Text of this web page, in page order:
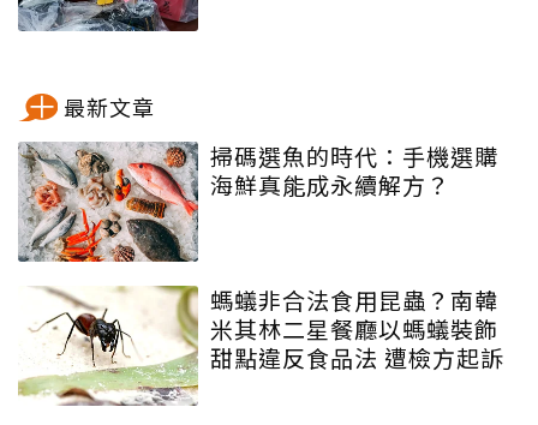
最新文章
掃碼選魚的時代：手機選購
海鮮真能成永續解方？
螞蟻非合法食用昆蟲？南韓
米其林二星餐廳以螞蟻裝飾
甜點違反食品法 遭檢方起訴